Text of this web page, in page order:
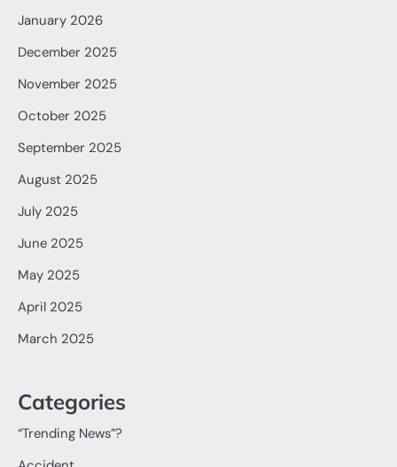
January 2026
December 2025
November 2025
October 2025
September 2025
August 2025
July 2025
June 2025
May 2025
April 2025
March 2025
Categories
“Trending News”?